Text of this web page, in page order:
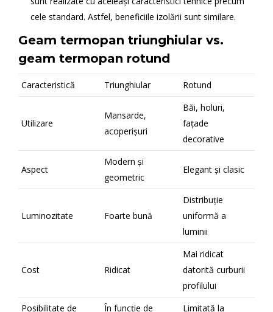
cele standard. Astfel, beneficiile izolării sunt similare.
Geam termopan triunghiular vs.
geam termopan rotund
Caracteristică Triunghiular Rotund
Utilizare
Mansarde,
acoperișuri
Băi, holuri,
fațade
decorative
Aspect
Modern și
geometric
Elegant și clasic
Luminozitate Foarte bună
Distribuție
uniformă a
luminii
Cost Ridicat
Mai ridicat
datorită curburii
profilului
Posibilitate de
În funcție de
Limitată la